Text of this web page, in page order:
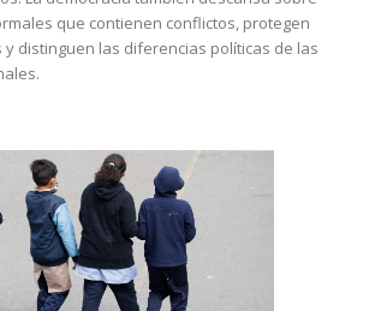
que contienen conflictos, protegen
y distinguen las diferencias políticas de las